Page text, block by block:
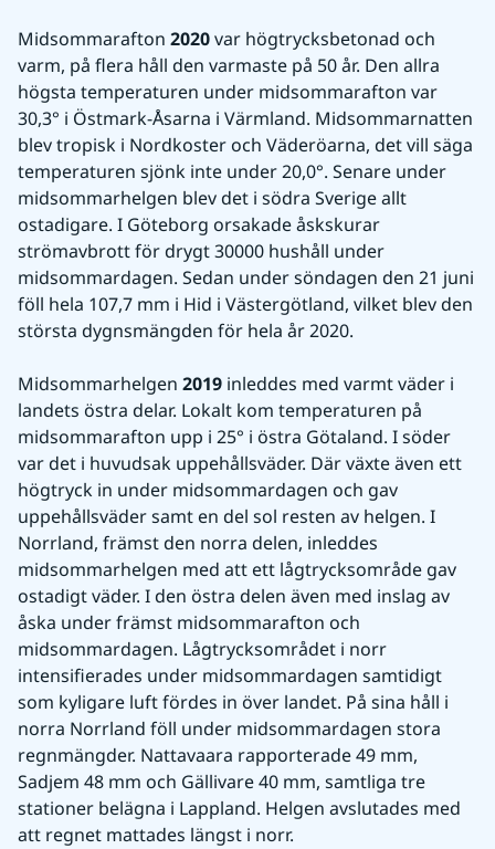
Midsommarafton 2020 var högtrycksbetonad och
varm, på flera håll den varmaste på 50 år. Den allra
högsta temperaturen under midsommarafton var
30,3° i Östmark-Åsarna i Värmland. Midsommarnatten
blev tropisk i Nordkoster och Väderöarna, det vill säga
temperaturen sjönk inte under 20,0°. Senare under
midsommarhelgen blev det i södra Sverige allt
ostadigare. I Göteborg orsakade åskskurar
strömavbrott för drygt 30000 hushåll under
midsommardagen. Sedan under söndagen den 21 juni
föll hela 107,7 mm i Hid i Västergötland, vilket blev den
största dygnsmängden för hela år 2020.
Midsommarhelgen 2019 inleddes med varmt väder i
landets östra delar. Lokalt kom temperaturen på
midsommarafton upp i 25° i östra Götaland. I söder
var det i huvudsak uppehållsväder. Där växte även ett
högtryck in under midsommardagen och gav
uppehållsväder samt en del sol resten av helgen. I
Norrland, främst den norra delen, inleddes
midsommarhelgen med att ett lågtrycksområde gav
ostadigt väder. I den östra delen även med inslag av
åska under främst midsommarafton och
midsommardagen. Lågtrycksområdet i norr
intensifierades under midsommardagen samtidigt
som kyligare luft fördes in över landet. På sina håll i
norra Norrland föll under midsommardagen stora
regnmängder. Nattavaara rapporterade 49 mm,
Sadjem 48 mm och Gällivare 40 mm, samtliga tre
stationer belägna i Lappland. Helgen avslutades med
att regnet mattades längst i norr.